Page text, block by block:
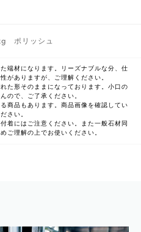
ポリッシュ
端材になります。リーズナブルな分、仕
がありますが、ご理解ください。
た形そのままになっております。小口の
ので、ご了承ください。
商品もあります。商品画像を確認してい
さい。
着にはご注意ください。また一般石材同
ご理解の上でお使いください。